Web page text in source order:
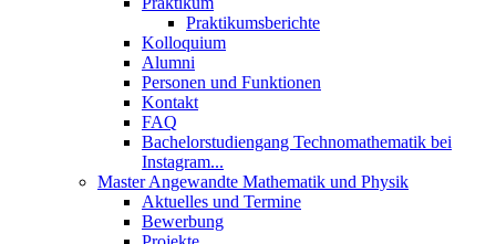
Praktikumsberichte
Kolloquium
Alumni
Personen und Funktionen
Kontakt
FAQ
Bachelorstudiengang Technomathematik bei
Instagram...
Master Angewandte Mathematik und Physik
Aktuelles und Termine
Bewerbung